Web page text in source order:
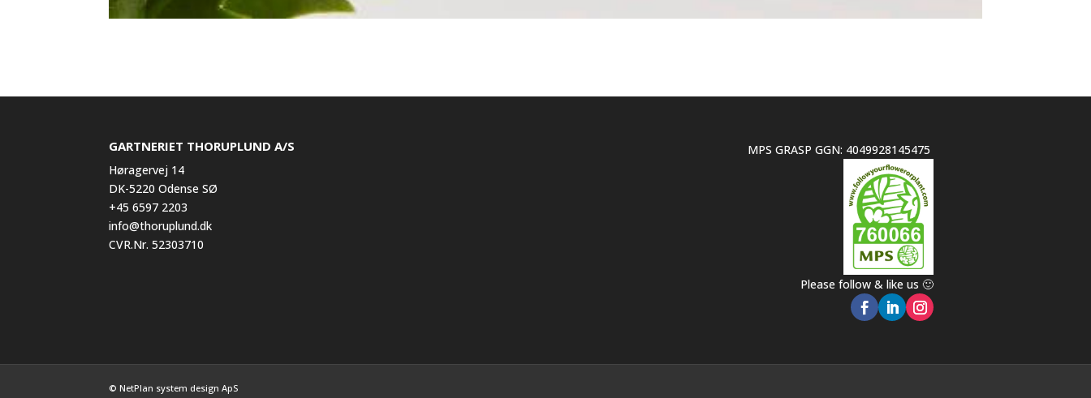
GARTNERIET THORUPLUND A/S
Høragervej 14
DK-5220 Odense SØ
+45 6597 2203
info@thoruplund.dk
CVR.Nr. 52303710
MPS GRASP GGN: 4049928145475
Please follow & like us 🙂
© NetPlan system design ApS